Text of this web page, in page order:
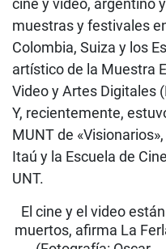
cine y video, argentino
muestras y festivales
Colombia, Suiza y los
artístico de la Muestra
Video y Artes Digitales
Y, recientemente,
MUNT de
Itaú y la Escuela de
UNT.
El cine y el video están
muertos, afirma La